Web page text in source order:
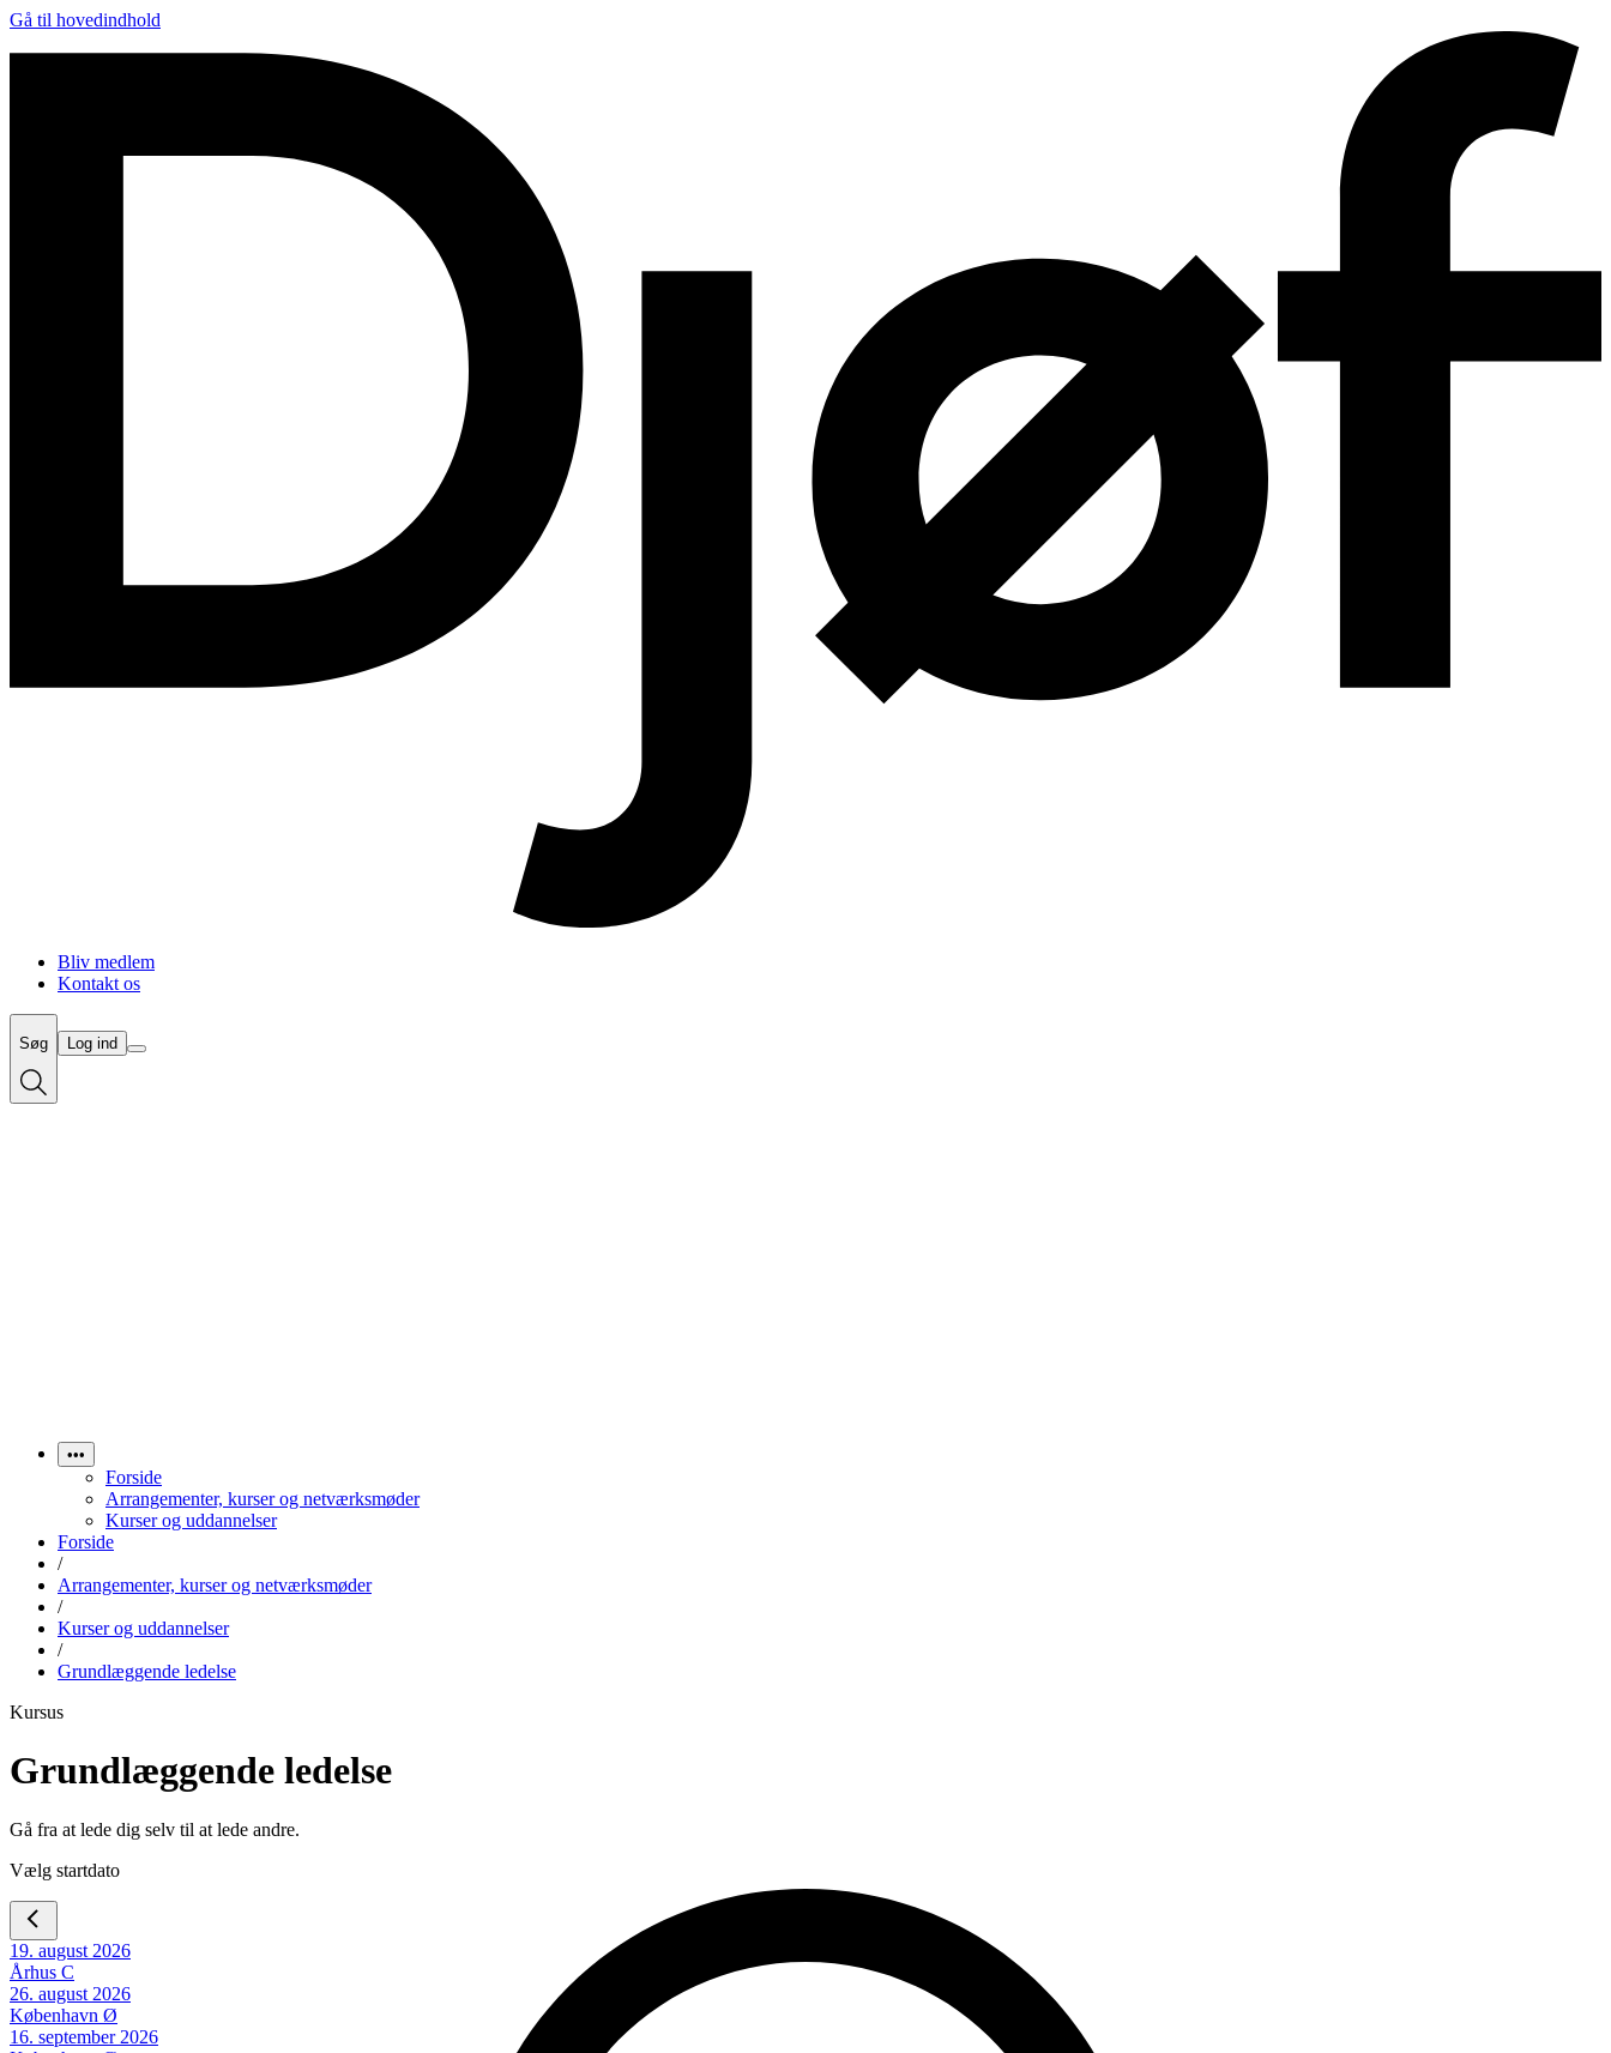
Gå til hovedindhold
Bliv medlem
Kontakt os
Søg Log ind
•••
Forside
Arrangementer, kurser og netværksmøder
Kurser og uddannelser
Forside
/
Arrangementer, kurser og netværksmøder
/
Kurser og uddannelser
/
Grundlæggende ledelse
Kursus
Grundlæggende ledelse
Gå fra at lede dig selv til at lede andre.
Vælg startdato
19. august 2026
Århus C
26. august 2026
København Ø
16. september 2026